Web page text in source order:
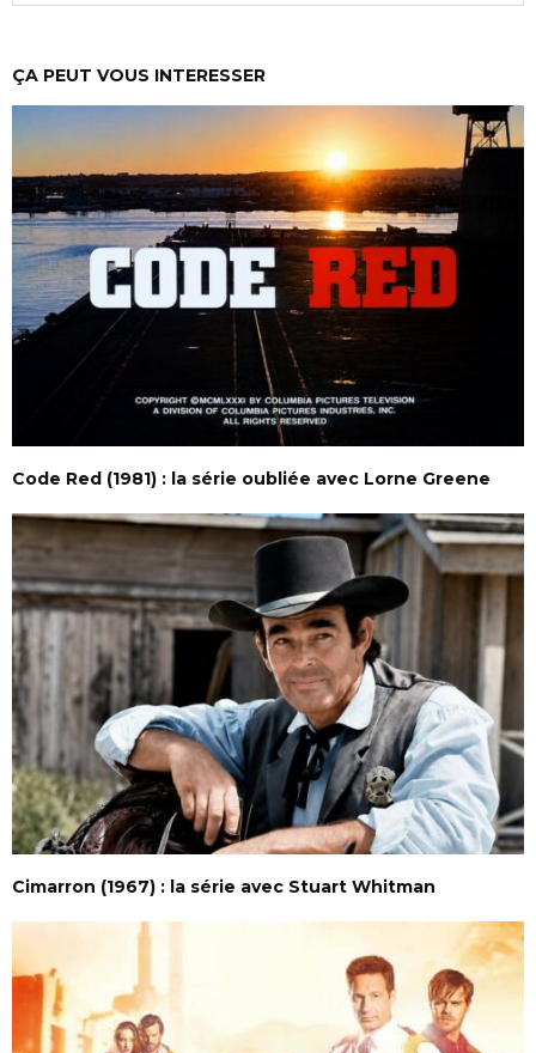
ÇA PEUT VOUS INTERESSER
Code Red (1981) : la série oubliée avec Lorne Greene
Cimarron (1967) : la série avec Stuart Whitman